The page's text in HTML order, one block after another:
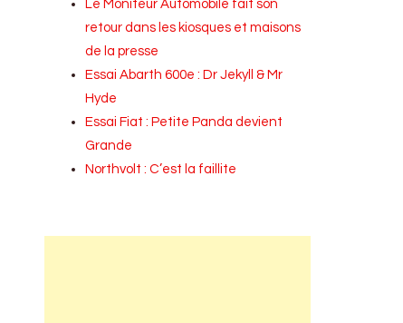
Le Moniteur Automobile fait son
retour dans les kiosques et maisons
de la presse
Essai Abarth 600e : Dr Jekyll & Mr
Hyde
Essai Fiat : Petite Panda devient
Grande
Northvolt : C’est la faillite